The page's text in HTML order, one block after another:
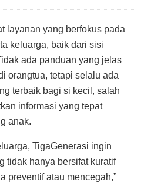
layanan yang berfokus pada
keluarga, baik dari sisi
ada panduan yang jelas
orangtua, tetapi selalu ada
terbaik bagi si kecil, salah
informasi yang tepat
anak.
TigaGenerasi ingin
tidak hanya bersifat kuratif
preventif atau mencegah,”